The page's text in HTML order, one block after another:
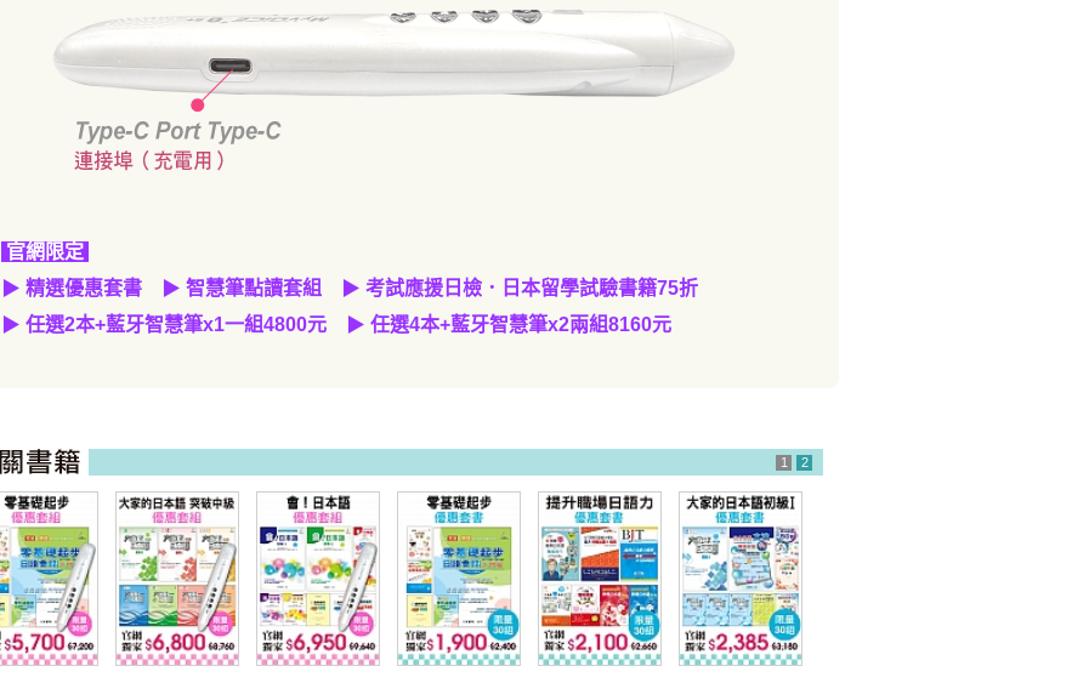
官網限定
▶ 精選優惠套書 ▶ 智慧筆點讀套組 ▶ 考試應援日檢．日本留學試驗書籍75折
▶ 任選2本+藍牙智慧筆x1一組4800元 ▶ 任選4本+藍牙智慧筆x2兩組8160元
1 2